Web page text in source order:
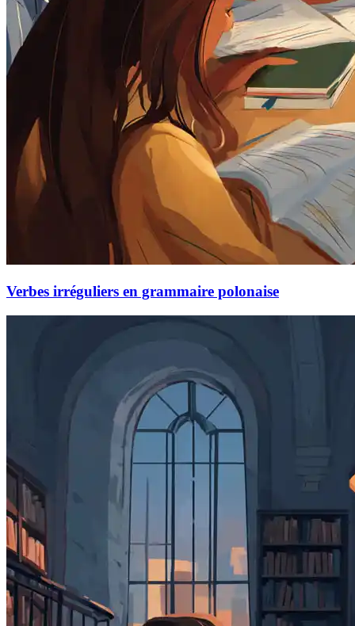
Verbes irréguliers en grammaire polonaise